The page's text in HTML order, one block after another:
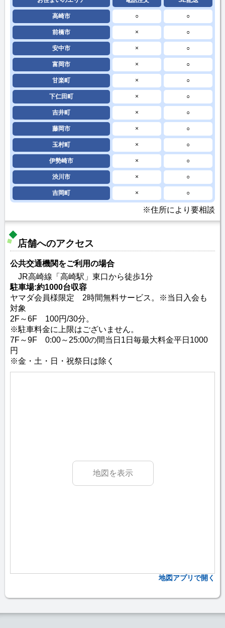
高崎市 ○ ○
前橋市 × ○
安中市 × ○
富岡市 × ○
甘楽町 × ○
下仁田町 × ○
吉井町 × ○
藤岡市 × ○
玉村町 × ○
伊勢崎市 × ○
渋川市 × ○
吉岡町 × ○
※住所により要相談
店舗へのアクセス
公共交通機関をご利用の場合
JR高崎線「高崎駅」東口から徒歩1分
駐車場:約1000台収容
ヤマダ会員様限定 2時間無料サービス。※当日入会も
対象
2F～6F 100円/30分。
※駐車料金に上限はございません。
7F～9F 0:00～25:00の間当日1日毎最大料金平日1000
円
※金・土・日・祝祭日は除く
地図を表示
地図アプリで開く